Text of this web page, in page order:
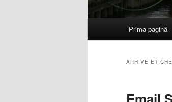
Sari
Sari
Prima pagină
ARHIVE